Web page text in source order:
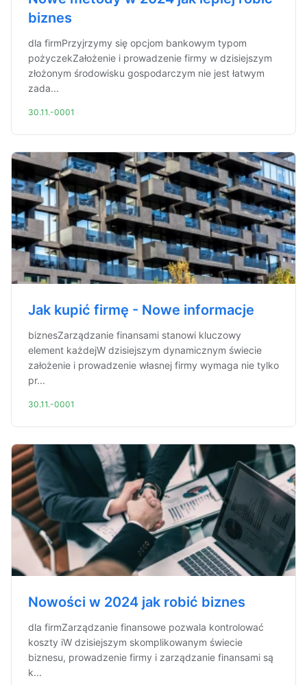
biznes
dla firmPrzyjrzymy się opcjom bankowym typom
pożyczekZałożenie i prowadzenie firmy w dzisiejszym
złożonym środowisku gospodarczym nie jest łatwym
zada...
30.11.-0001
Jak kupić firmę - Nowe informacje
biznesZarządzanie finansami stanowi kluczowy
element każdejW dzisiejszym dynamicznym świecie
założenie i prowadzenie własnej firmy wymaga nie tylko
pr...
30.11.-0001
Nowości w 2024 jak robić biznes
dla firmZarządzanie finansowe pozwala kontrolować
koszty iW dzisiejszym skomplikowanym świecie
biznesu, prowadzenie firmy i zarządzanie finansami są
k...